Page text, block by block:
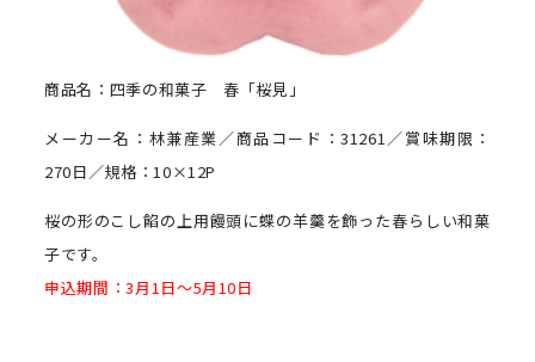
商品名：四季の和菓子 春「桜見」
メーカー名：林兼産業／商品コード：31261／賞味期限：
270日／規格：10×12P
桜の形のこし餡の上用饅頭に蝶の羊羹を飾った春らしい和菓
子です。
申込期間：3月1日～5月10日